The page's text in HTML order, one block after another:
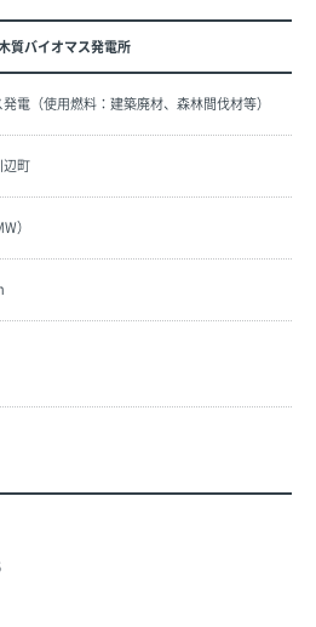
質バイオマス発電所
電（使用燃料：建築廃材、森林間伐材等）
辺町
）